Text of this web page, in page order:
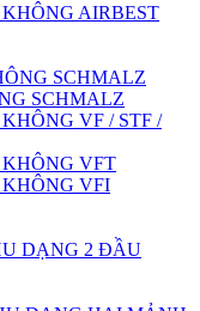
AIRBEST
SCHMALZ
SCHMALZ
VF / STF /
VFT
VFI
DẠNG 2 ĐẦU